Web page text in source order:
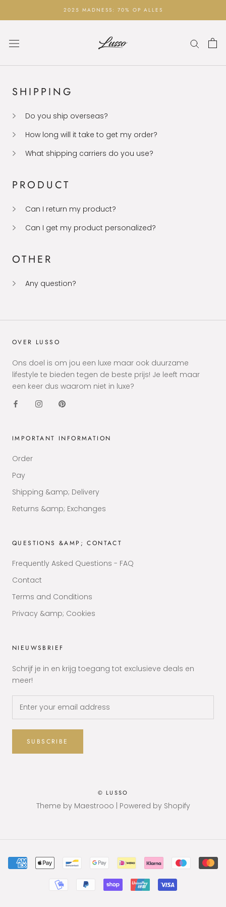
2025 MADNESS: 70% OP ALLES
SHIPPING
Do you ship overseas?
How long will it take to get my order?
What shipping carriers do you use?
PRODUCT
Can I return my product?
Can I get my product personalized?
OTHER
Any question?
OVER LUSSO
Ons doel is om jou een luxe maar ook duurzame
lifestyle te bieden tegen de beste prijs! Je leeft maar
een keer dus waarom niet in luxe?
IMPORTANT INFORMATION
Order
Pay
Shipping &amp; Delivery
Returns &amp; Exchanges
QUESTIONS &AMP; CONTACT
Frequently Asked Questions - FAQ
Contact
Terms and Conditions
Privacy &amp; Cookies
NIEUWSBRIEF
Schrijf je in en krijg toegang tot exclusieve deals en
meer!
SUBSCRIBE
© LUSSO
Theme by Maestrooo | Powered by Shopify